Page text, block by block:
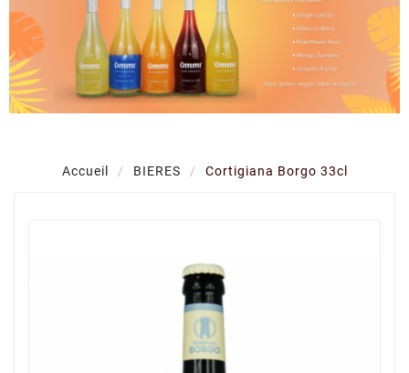
Accueil BIERES Cortigiana Borgo 33cl